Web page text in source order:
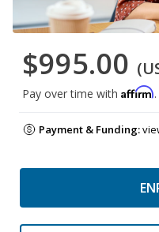
$995.00
Pay over time with Affirm
Payment & Funding: